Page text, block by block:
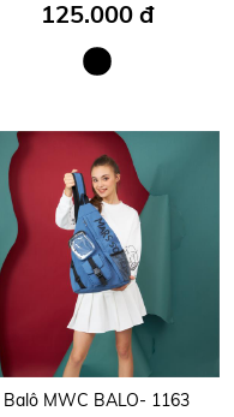
125.000 đ
Balô MWC BALO- 1163